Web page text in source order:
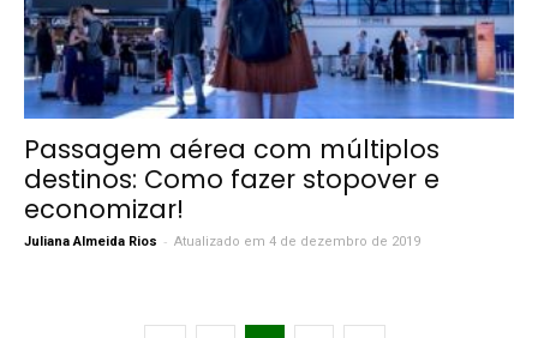
Passagem aérea com múltiplos
destinos: Como fazer stopover e
economizar!
Juliana Almeida Rios - Atualizado em 4 de dezembro de 2019